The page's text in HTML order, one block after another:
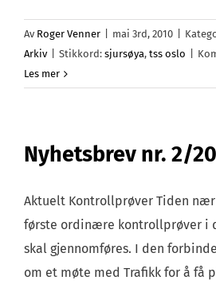
Av Roger Venner mai 3rd, 2010
Arkiv
Stikkord: sjursøya, tss oslo
Les mer
Nyhetsbrev nr. 2/
Aktuelt Kontrollprøver Tiden
første ordinære kontrollprøver i
skal gjennomføres. I den
om et møte med Trafikk for å få